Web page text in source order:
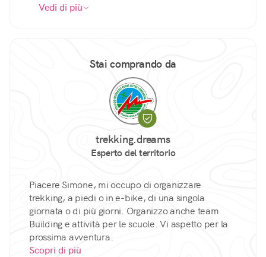
Vedi di più
Stai comprando da
trekking.dreams
Esperto del territorio
Piacere Simone, mi occupo di organizzare
trekking, a piedi o in e-bike, di una singola
giornata o di più giorni. Organizzo anche team
Building e attività per le scuole. Vi aspetto per la
prossima avventura.
Scopri di più